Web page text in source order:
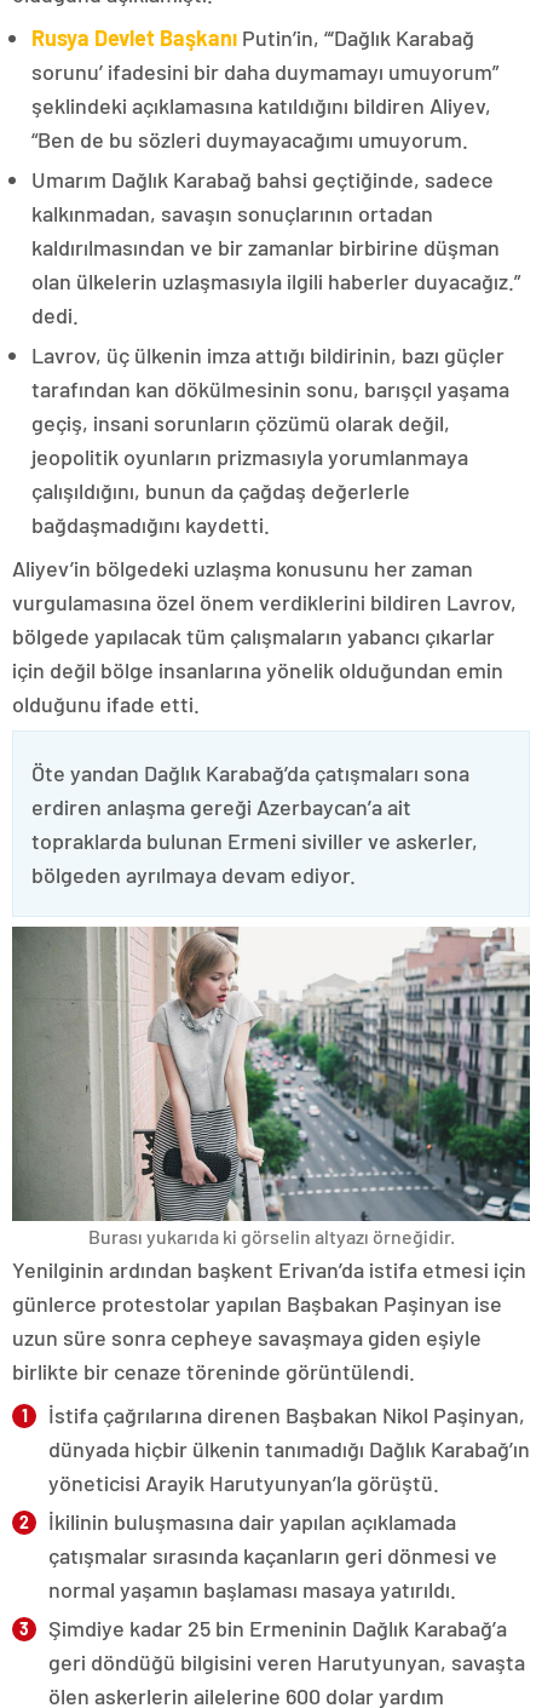
Rusya Devlet Başkanı Putin’in, “‘Dağlık Karabağ
sorunu’ ifadesini bir daha duymamayı umuyorum”
şeklindeki açıklamasına katıldığını bildiren Aliyev,
“Ben de bu sözleri duymayacağımı umuyorum.
Umarım Dağlık Karabağ bahsi geçtiğinde, sadece
kalkınmadan, savaşın sonuçlarının ortadan
kaldırılmasından ve bir zamanlar birbirine düşman
olan ülkelerin uzlaşmasıyla ilgili haberler duyacağız.”
dedi.
Lavrov, üç ülkenin imza attığı bildirinin, bazı güçler
tarafından kan dökülmesinin sonu, barışçıl yaşama
geçiş, insani sorunların çözümü olarak değil,
jeopolitik oyunların prizmasıyla yorumlanmaya
çalışıldığını, bunun da çağdaş değerlerle
bağdaşmadığını kaydetti.
Aliyev’in bölgedeki uzlaşma konusunu her zaman
vurgulamasına özel önem verdiklerini bildiren Lavrov,
bölgede yapılacak tüm çalışmaların yabancı çıkarlar
için değil bölge insanlarına yönelik olduğundan emin
olduğunu ifade etti.
Öte yandan Dağlık Karabağ’da çatışmaları sona
erdiren anlaşma gereği Azerbaycan’a ait
topraklarda bulunan Ermeni siviller ve askerler,
bölgeden ayrılmaya devam ediyor.
Burası yukarıda ki görselin altyazı örneğidir.
Yenilginin ardından başkent Erivan’da istifa etmesi için
günlerce protestolar yapılan Başbakan Paşinyan ise
uzun süre sonra cepheye savaşmaya giden eşiyle
birlikte bir cenaze töreninde görüntülendi.
İstifa çağrılarına direnen Başbakan Nikol Paşinyan,
dünyada hiçbir ülkenin tanımadığı Dağlık Karabağ’ın
yöneticisi Arayik Harutyunyan’la görüştü.
İkilinin buluşmasına dair yapılan açıklamada
çatışmalar sırasında kaçanların geri dönmesi ve
normal yaşamın başlaması masaya yatırıldı.
Şimdiye kadar 25 bin Ermeninin Dağlık Karabağ’a
geri döndüğü bilgisini veren Harutyunyan, savaşta
ölen askerlerin ailelerine 600 dolar yardım